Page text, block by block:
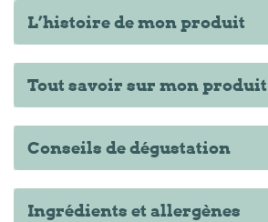
L’histoire de mon produit
Tout savoir sur mon produit
Conseils de dégustation
Ingrédients et allergènes